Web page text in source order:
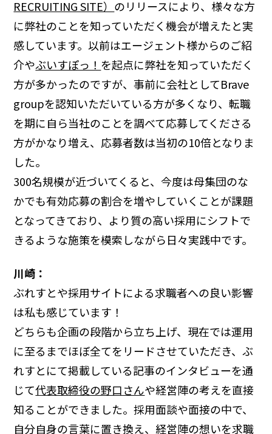
RECRUITING SITE） のリリースにより、様々な方
に弊社のことを知っていただく機会が増えたと実
感しています。以前はエージェント様からのご紹
介やぶいすぽっ！ を起点に弊社を知っていただく
方が多かったのですが、事前に会社としてBrave
groupを認知いただいている方が多くなり、転職
を期に自ら当社のことを調べて応募してくださる
方がかなり増え、応募者数は当初の10倍となりま
した。
300名規模が近づいてくると、今度は母集団のな
かでも有効応募の割合を増やしていくことが課題
となってきており、より質の高い採用にシフトで
きるような施策を模索しながら日々実践中です。
川崎：
ぶれすとや採用サイトによる求職者への良い影響
は私も感じています！
どちらも企画の段階から立ち上げ、現在では運用
に至るまでほぼ全てをリードさせていただき、ぶ
れすとにて掲載している記事のインタビューを通
じて代表取締役の野口さんや経営陣の考えを直接
知ることができました。採用面談や面接の中で、
自分自身の言葉に置き換え、経営陣の想いを求職